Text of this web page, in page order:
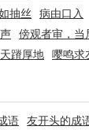
抽丝 病由口入
傍观者审，当
蹐厚地 嘤鸣求
语 友开头的成